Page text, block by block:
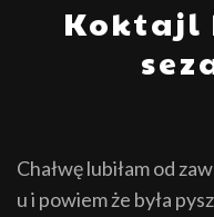
Koktajl
Chałwę lubiłam od
u i powiem że była